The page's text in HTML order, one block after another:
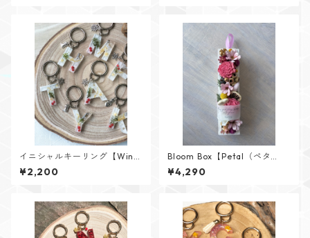
イニシャルキーリング【Wint
er Memoryシリーズ】
¥2,200
Bloom Box【Petal（ペタ
ル）】メッセージカード付け
られます✨
¥4,290